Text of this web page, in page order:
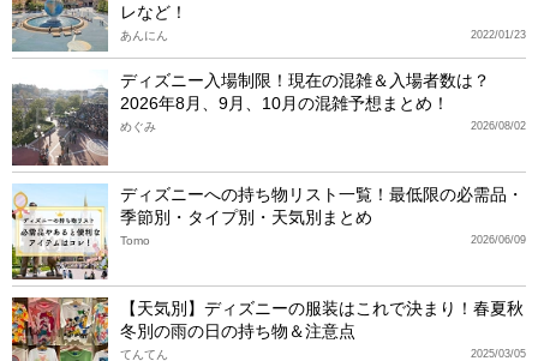
レなど！
2022/01/23
あんにん
ディズニー入場制限！現在の混雑＆入場者数は？
2026年8月、9月、10月の混雑予想まとめ！
2026/08/02
めぐみ
ディズニーへの持ち物リスト一覧！最低限の必需品・
季節別・タイプ別・天気別まとめ
2026/06/09
Tomo
【天気別】ディズニーの服装はこれで決まり！春夏秋
冬別の雨の日の持ち物＆注意点
2025/03/05
てんてん